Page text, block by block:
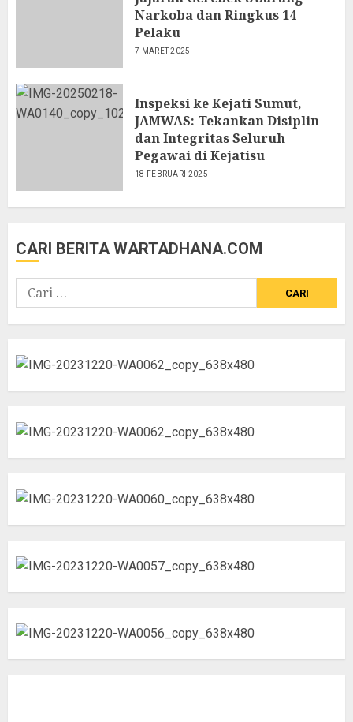
Narkoba dan Ringkus 14
Pelaku
7 MARET 2025
Inspeksi ke Kejati Sumut,
JAMWAS: Tekankan Disiplin
dan Integritas Seluruh
Pegawai di Kejatisu
18 FEBRUARI 2025
CARI BERITA WARTADHANA.COM
Cari
untuk: